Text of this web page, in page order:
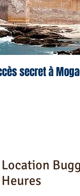
secret à
Location
Heures